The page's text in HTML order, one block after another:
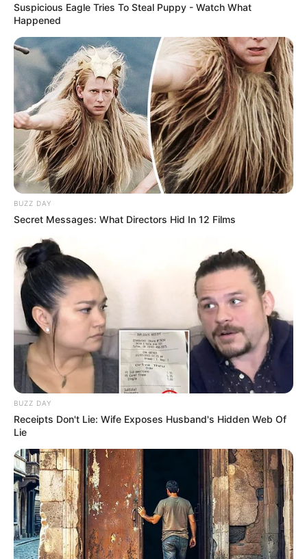
Suspicious Eagle Tries To Steal Puppy - Watch What
Happened
BUZZ DAY
Secret Messages: What Directors Hid In 12 Films
BUZZ DAY
Receipts Don't Lie: Wife Exposes Husband's Hidden Web Of
Lie